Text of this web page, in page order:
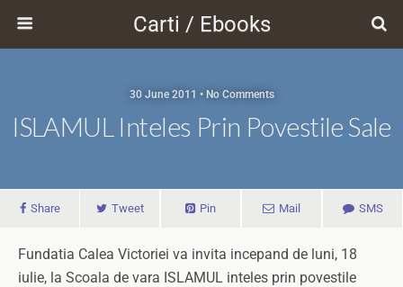
Carti / Ebooks
30 June 2011 • No Comments
ISLAMUL Inteles Prin Povestile Sale
Share Tweet Pin Mail SMS
Fundatia Calea Victoriei va invita incepand de luni, 18
iulie, la Scoala de vara ISLAMUL inteles prin povestile